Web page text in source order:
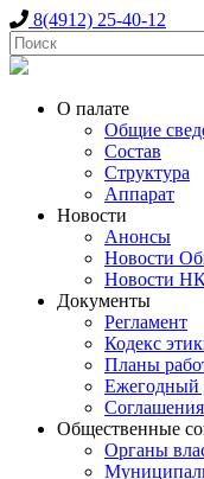
8(4912) 25-40-12
О палате
Общие
Состав
Структура
Аппарат
Новости
Анонсы
Новости
Новости
Документы
Регламент
Кодекс
Планы
Ежегодный
Соглашения
Общественные
Органы